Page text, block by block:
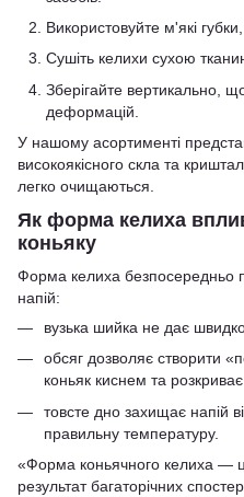
Використовуйте м'які
Сушіть келихи сухою
Зберігайте вертикально,
деформацій.
У нашому асортименті
високоякісного скла та
легко очищаються.
Як форма келиха
коньяку
Форма келиха безпосередньо
напій:
вузька шийка не дає
обсяг дозволяє створити
коньяк киснем та
товсте дно захищає напій
правильну температуру.
«Форма коньячного келиха —
результат багаторічних